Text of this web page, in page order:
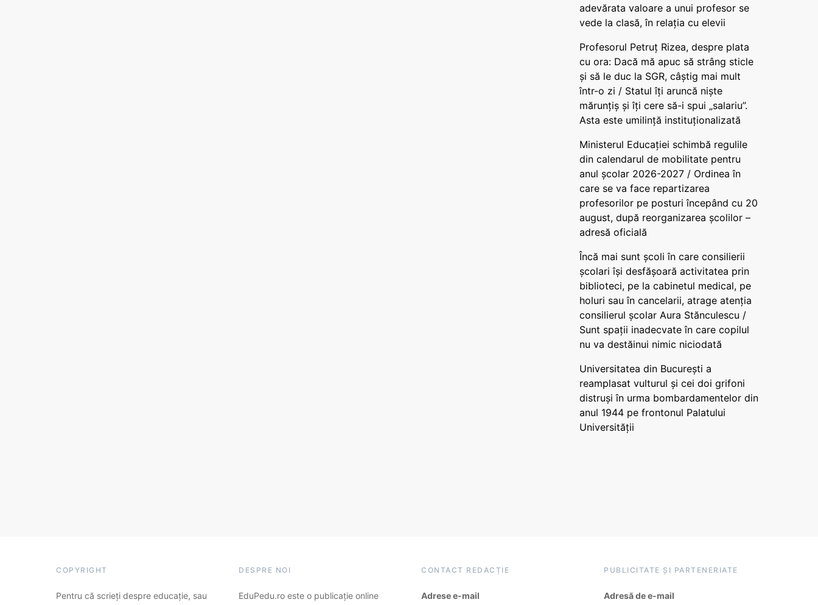
adevărata valoare a unui profesor se
vede la clasă, în relația cu elevii
Profesorul Petruț Rizea, despre plata
cu ora: Dacă mă apuc să strâng sticle
și să le duc la SGR, câștig mai mult
într-o zi / Statul îți aruncă niște
mărunțiș și îți cere să-i spui „salariu”.
Asta este umilință instituționalizată
Ministerul Educației schimbă regulile
din calendarul de mobilitate pentru
anul școlar 2026-2027 / Ordinea în
care se va face repartizarea
profesorilor pe posturi începând cu 20
august, după reorganizarea școlilor –
adresă oficială
Încă mai sunt școli în care consilierii
școlari își desfășoară activitatea prin
biblioteci, pe la cabinetul medical, pe
holuri sau în cancelarii, atrage atenția
consilierul școlar Aura Stănculescu /
Sunt spații inadecvate în care copilul
nu va destăinui nimic niciodată
Universitatea din București a
reamplasat vulturul și cei doi grifoni
distruși în urma bombardamentelor din
anul 1944 pe frontonul Palatului
Universității
COPYRIGHT
Pentru că scrieți despre educație, sau
DESPRE NOI
EduPedu.ro este o publicație online
CONTACT REDACȚIE
Adrese e-mail
PUBLICITATE ȘI PARTENERIATE
Adresă de e-mail